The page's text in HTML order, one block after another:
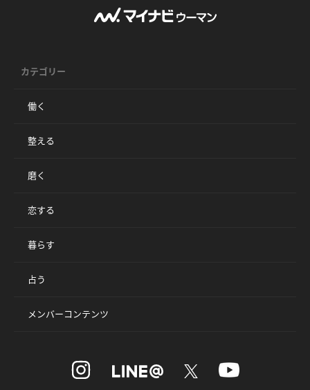
カテゴリー
働く
整える
磨く
恋する
暮らす
占う
メンバーコンテンツ